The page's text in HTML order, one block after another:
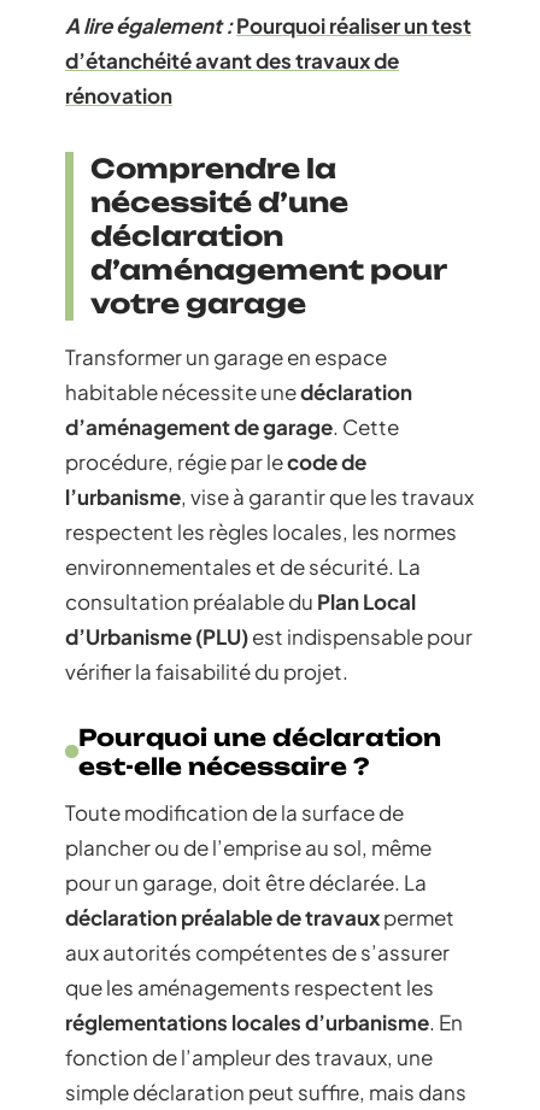
A lire également :Pourquoi réaliser un test
d’étanchéité avant des travaux de
rénovation
Comprendre la
nécessité d’une
déclaration
d’aménagement pour
votre garage
Transformer un garage en espace
habitable nécessite unedéclaration
d’aménagement de garage. Cette
procédure, régie par lecode de
l’urbanisme, vise à garantir que les travaux
respectent les règles locales, les normes
environnementales et de sécurité. La
consultation préalable du Plan Local
d’Urbanisme (PLU)est indispensable pour
vérifier la faisabilité du projet.
Pourquoi une déclaration
est-elle nécessaire ?
Toute modification de la surface de
plancher ou de l’emprise au sol, même
pour un garage, doit être déclarée. La
déclaration préalable de travauxpermet
aux autorités compétentes de s’assurer
que les aménagements respectent les
réglementations locales d’urbanisme. En
fonction de l’ampleur des travaux, une
simple déclaration peut suffire, mais dans